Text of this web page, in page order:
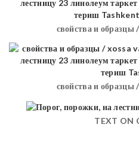
свойства и
свойства и
TEXT ON